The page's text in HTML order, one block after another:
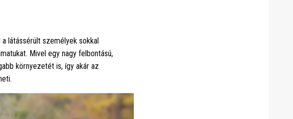
látássérült személyek sokkal
Mivel egy nagy felbontású,
környezetét is, így akár az